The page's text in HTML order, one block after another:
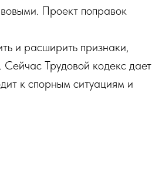
Проект поправок
и расширить признаки,
Трудовой кодекс дает
к спорным ситуациям и